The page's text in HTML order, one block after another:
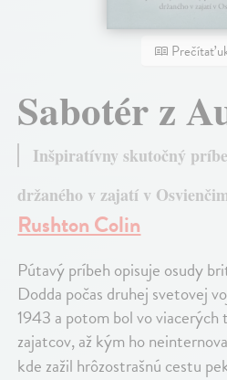
Prečítať
Sabotér z
Inšpiratívny skutočný
držaného v zajatí v
Rushton Colin
Pútavý príbeh opisuje osudy
Dodda počas druhej svetovej
1943 a potom bol vo
zajatcov, až kým ho
kde zažil hrôzostrašnú cestu